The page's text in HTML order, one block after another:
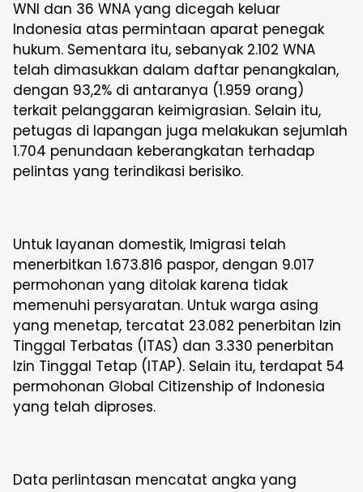
WNI dan 36 WNA yang dicegah keluar
Indonesia atas permintaan aparat penegak
hukum. Sementara itu, sebanyak 2.102 WNA
telah dimasukkan dalam daftar penangkalan,
dengan 93,2% di antaranya (1.959 orang)
terkait pelanggaran keimigrasian. Selain itu,
petugas di lapangan juga melakukan sejumlah
1.704 penundaan keberangkatan terhadap
pelintas yang terindikasi berisiko.
Untuk layanan domestik, Imigrasi telah
menerbitkan 1.673.816 paspor, dengan 9.017
permohonan yang ditolak karena tidak
memenuhi persyaratan. Untuk warga asing
yang menetap, tercatat 23.082 penerbitan Izin
Tinggal Terbatas (ITAS) dan 3.330 penerbitan
Izin Tinggal Tetap (ITAP). Selain itu, terdapat 54
permohonan Global Citizenship of Indonesia
yang telah diproses.
Data perlintasan mencatat angka yang